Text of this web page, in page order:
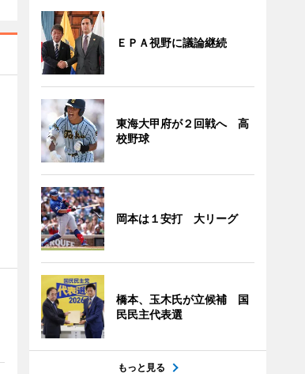
ＥＰＡ視野に議論継続
東海大甲府が２回戦へ 高
校野球
岡本は１安打 大リーグ
橋本、玉木氏が立候補 国
民民主代表選
もっと見る